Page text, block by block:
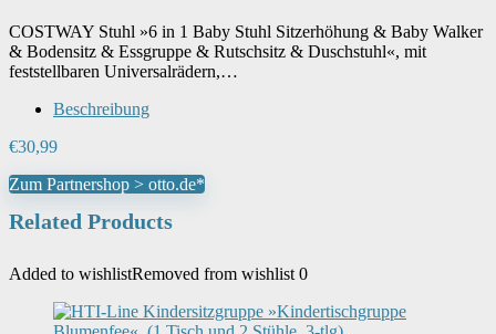
COSTWAY Stuhl »6 in 1 Baby Stuhl Sitzerhöhung & Baby Walker
& Bodensitz & Essgruppe & Rutschsitz & Duschstuhl«, mit
feststellbaren Universalrädern,…
Beschreibung
€30,99
Zum Partnershop > otto.de*
Related Products
Added to wishlistRemoved from wishlist 0